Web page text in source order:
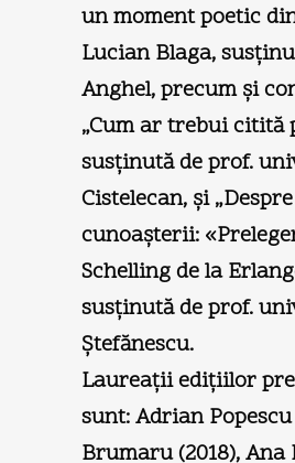
un moment poetic
Lucian Blaga,
Anghel, precum şi
„Cum ar trebui citită
susţinută de prof.
Cistelecan, şi
cunoaşterii:
Schelling de la
susţinută de prof.
Ştefănescu.
Laureaţii ediţiilor
sunt: Adrian Popescu
Brumaru (2018),